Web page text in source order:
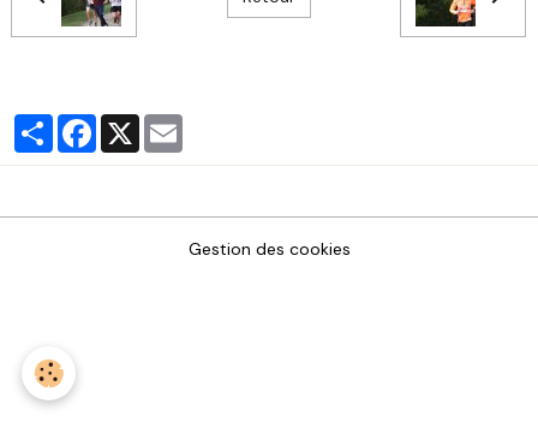
PartagerFacebook
X
Gestion des cookies